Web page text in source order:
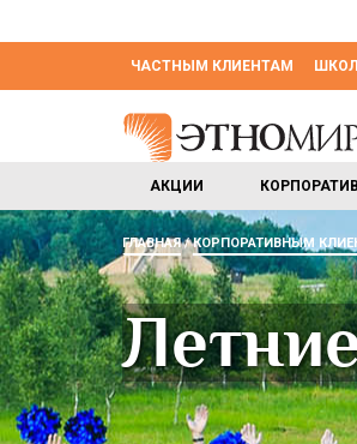
ЧАСТНЫМ КЛИЕНТАМ
АКЦИИ
ГЛАВНАЯ КОРПОРАТИВНЫМ